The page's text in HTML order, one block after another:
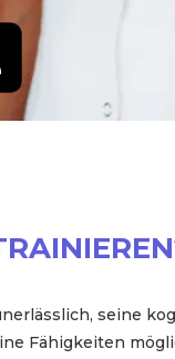
seine
Fähigkeiten